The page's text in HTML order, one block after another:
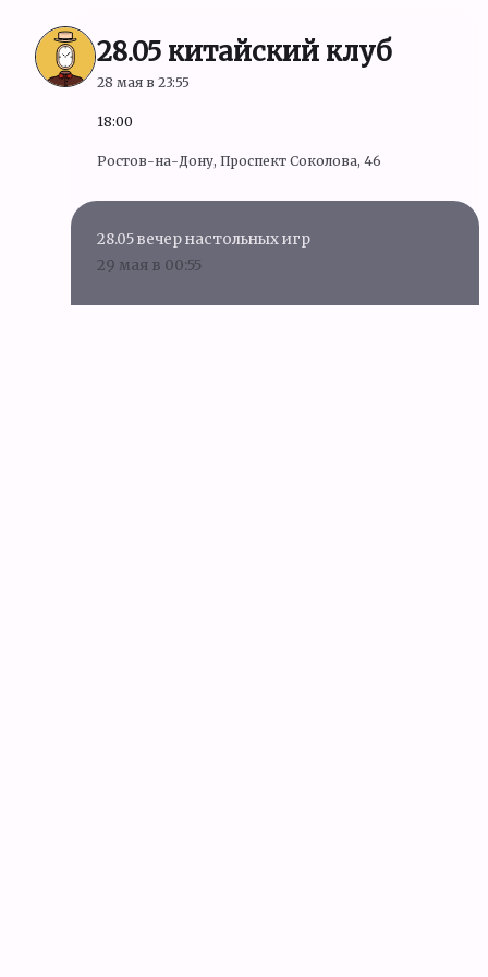
28.05 китайский клуб
28 мая в 23:55
18:00
Ростов-на-Дону, Проспект Соколова, 46
28.05 вечер настольных игр
29 мая в 00:55